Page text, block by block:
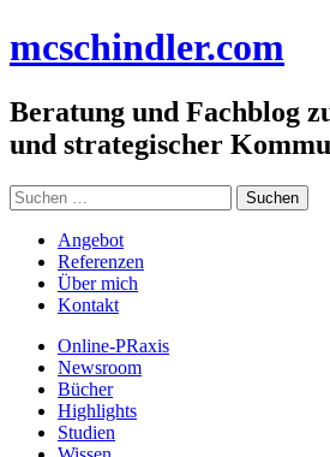
Inhalt
mcschindler.com
Beratung und Fachblog
und strategischer
Suchen
nach:
Angebot
Referenzen
Über mich
Kontakt
Online-PRaxis
Newsroom
Bücher
Highlights
Studien